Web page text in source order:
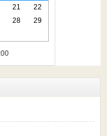
21
22
28
29